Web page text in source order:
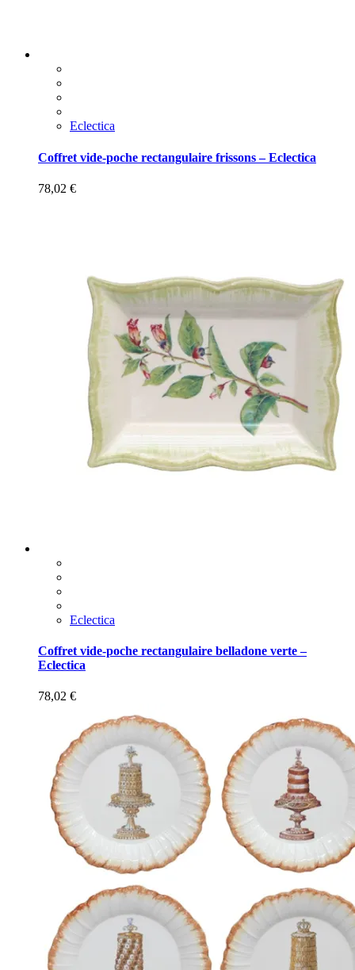
Eclectica
Coffret vide-poche rectangulaire frissons – Eclectica
78,02 €
Eclectica
Coffret vide-poche rectangulaire belladone verte –
Eclectica
78,02 €